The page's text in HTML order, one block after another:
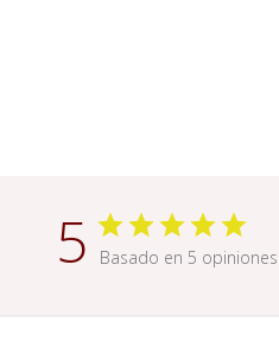
5 Basado en 5 opiniones